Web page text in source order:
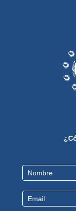
Contact
Us